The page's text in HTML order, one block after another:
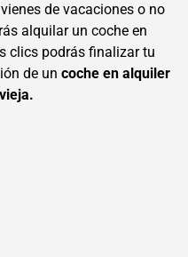
de vacaciones o no
alquilar un coche en
clics podrás finalizar tu
de un coche en alquiler